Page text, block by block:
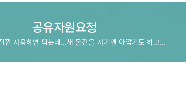
공유자원요청
깐 사용하면 되는데...새 물건을 사기엔 아깝기도 하고...